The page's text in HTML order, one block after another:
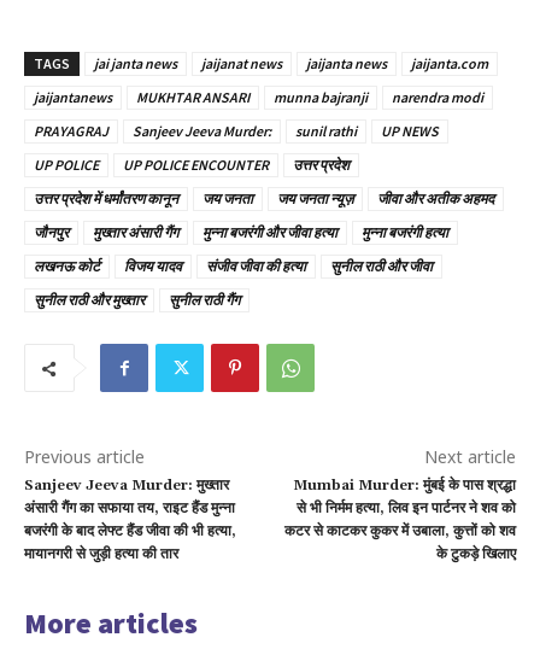
TAGS jai janta news jaijanat news jaijanta news
jaijanta.com
jaijantanews
MUKHTAR ANSARI munna bajranji
narendra modi
PRAYAGRAJ
Sanjeev Jeeva Murder: sunil rathi
UP NEWS
UP POLICE
UP POLICE ENCOUNTER
उत्तर प्रदेश
उत्तर प्रदेश में धर्मांतरण कानून
जय जनता जय जनता न्यूज़
जीवा और अतीक अहमद
जौनपुर
मुख्तार अंसारी गैंग मुन्ना बजरंगी और जीवा हत्या
मुन्ना बजरंगी हत्या
लखनऊ कोर्ट
विजय यादव संजीव जीवा की हत्या
सुनील राठी और जीवा
सुनील राठी और मुख्तार
सुनील राठी गैंग
Previous article
Sanjeev Jeeva Murder: मुख्तार
अंसारी गैंग का सफाया तय, राइट हैंड मुन्ना
बजरंगी के बाद लेफ्ट हैंड जीवा की भी हत्या,
मायानगरी से जुड़ी हत्या की तार
Next article
Mumbai Murder: मुंबई के पास श्रद्धा
से भी निर्मम हत्या, लिव इन पार्टनर ने शव को
कटर से काटकर कुकर में उबाला, कुत्तों को शव
के टुकड़े खिलाए
More articles